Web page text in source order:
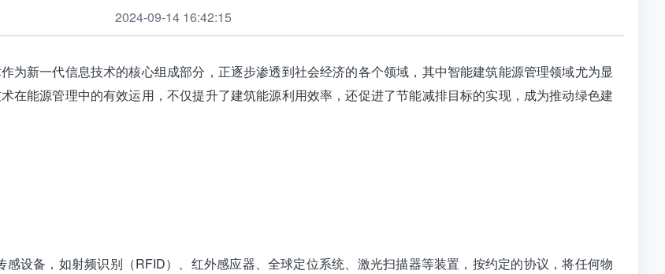
2024-09-14 16:42:15
为新一代信息技术的核心组成部分，正逐步渗透到社会经济的各个领域，其中智能建筑能源管理领域尤为显
在能源管理中的有效运用，不仅提升了建筑能源利用效率，还促进了节能减排目标的实现，成为推动绿色建
感设备，如射频识别（RFID）、红外感应器、全球定位系统、激光扫描器等装置，按约定的协议，将任何物